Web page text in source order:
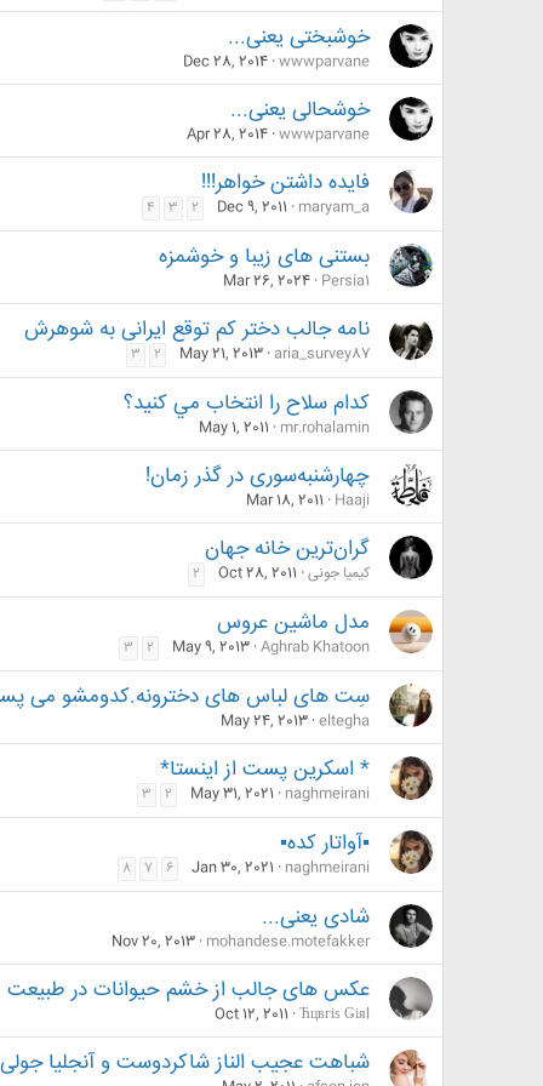
خوشبختی یعنی...
wwwparvane
Dec 28, 2014
خوشحالی یعنی...
wwwparvane
Apr 28, 2014
فایده داشتن خواهر!!!
maryam_a
Dec 9, 2011
2
3
4
بستنی های زیبا و خوشمزه
Persia1
Mar 26, 2024
نامه جالب دختر کم توقع ایرانی به شوهرش
aria_survey87
May 21, 2013
2
3
كدام سلاح را انتخاب مي كنيد؟
mr.rohalamin
May 1, 2011
چهارشنبه‌سوری در گذر زمان!
Haaji
Mar 18, 2011
گران‌ترین خانه جهان
کیمیا جونی Oct 28, 2011
2
مدل ماشین عروس
Aghrab Khatoon
May 9, 2013
2
3
سِت های لباس های دخترونه.کدومشو می
eltegha
May 24, 2013
* اسکرین پست از اینستا*
naghmeirani
May 31, 2021
2
3
▪️آواتار کده▪️
naghmeirani
Jan 30, 2021
6
7
8
شادی یعنی...
mohandese.motefakker
Nov 20, 2013
عکس های جالب از خشم حیوانات در طبیعت
Ћцвгіѕ Ǥіяl
Oct 12, 2011
شباهت عجیب الناز شاکردوست و آنجلیا